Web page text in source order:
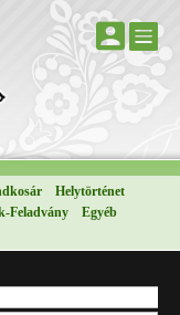
Helytörténet
Feladvány
Egyéb